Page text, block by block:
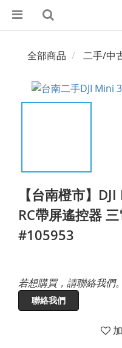
全部商品 二手/中
【台南橙市】
RC帶屏遙控器
#105953
若想購買，請聯絡我們。
聯絡我們